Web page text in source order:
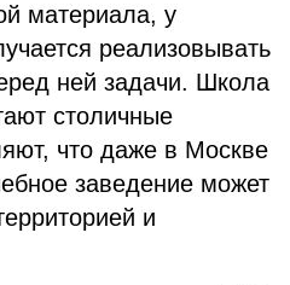
материала, у
реализовывать
ней задачи. Школа
столичные
что даже в Москве
заведение может
и